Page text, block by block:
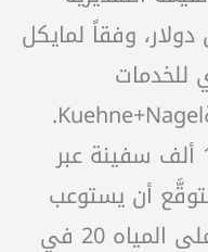
دولار، وفقاً لمايكل
للخدمات
اللوجستية البحرية في شركةKuehne+Nagel.
وقال ألدويل: “تبحر حوالي 19 ألف سفينة عبر
أن يستوعب
الوقت الطويل الذي يقضيه على المياه 20 في